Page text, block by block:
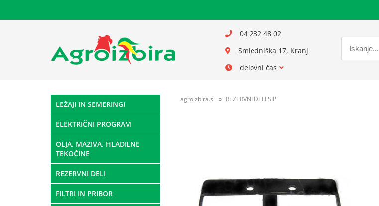
04 232 48 02
Smledniška 17, Kranj
delovni čas
LEŽAJI IN SEMERINGI
ELEKTRIČNI PROGRAM
OLJA, MAZIVA, HLADILNE
TEKOČINE
REZERVNI DELI
FILTRI IN PRIBOR
agroizbira.si REZERVNI DELI SIP